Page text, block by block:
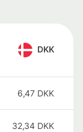
DKK
6,47 DKK
32,34 DKK